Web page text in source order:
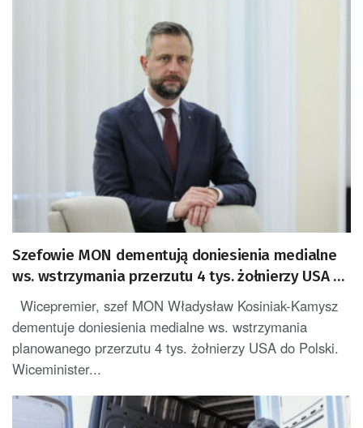
Szefowie MON dementują doniesienia medialne
ws. wstrzymania przerzutu 4 tys. żołnierzy USA do
Polski
Wicepremier, szef MON Władysław Kosiniak-Kamysz
dementuje doniesienia medialne ws. wstrzymania
planowanego przerzutu 4 tys. żołnierzy USA do Polski.
Wiceminister...